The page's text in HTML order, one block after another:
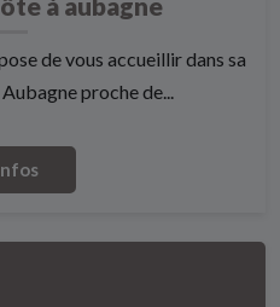
de vous accueillir dans sa
proche de...